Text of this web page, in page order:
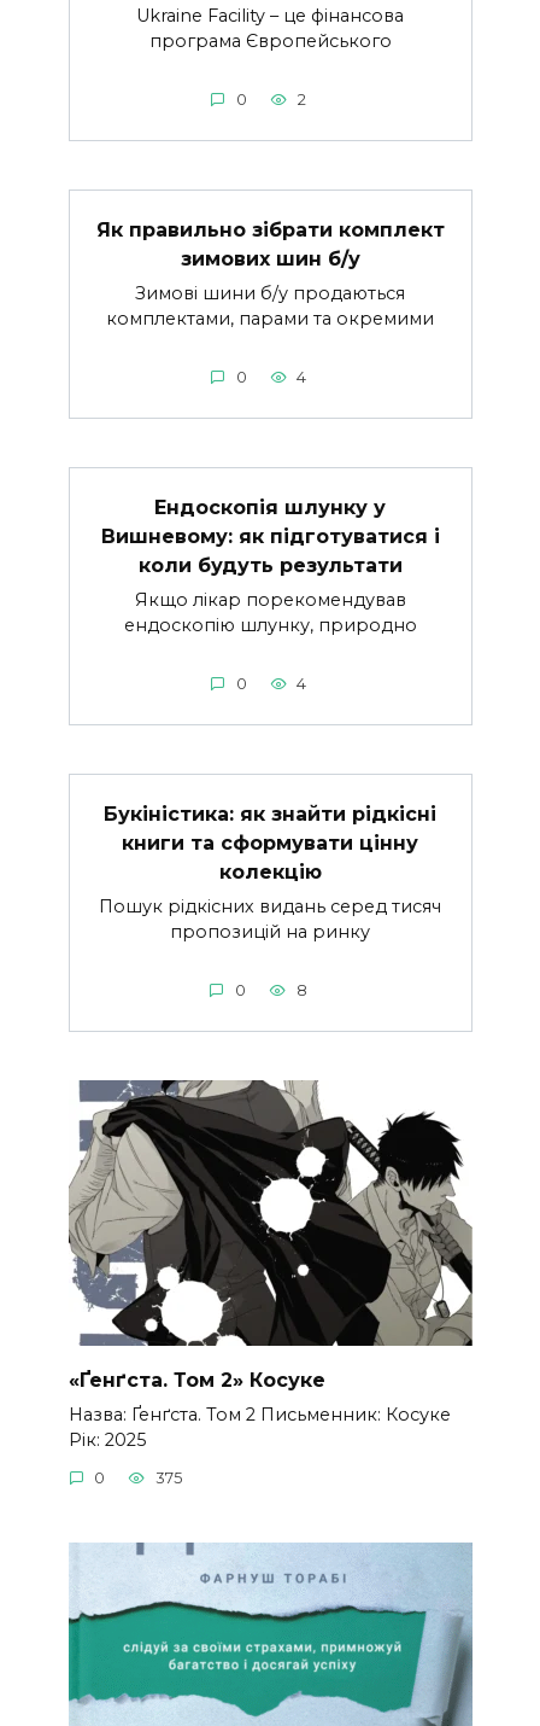
Ukraine Facility – це фінансова
програма Європейського
0 2
Як правильно зібрати комплект
зимових шин б/у
Зимові шини б/у продаються
комплектами, парами та окремими
0 4
Ендоскопія шлунку у
Вишневому: як підготуватися і
коли будуть результати
Якщо лікар порекомендував
ендоскопію шлунку, природно
0 4
Букіністика: як знайти рідкісні
книги та сформувати цінну
колекцію
Пошук рідкісних видань серед тисяч
пропозицій на ринку
0 8
«Ґенґста. Том 2» Косуке
Назва: Ґенґста. Том 2 Письменник: Косуке
Рік: 2025
0 375